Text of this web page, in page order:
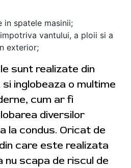
in spatele masinii;
vantului, a ploii si a
exterior;
sunt realizate din
inglobeaza o multime
cum ar fi
diversilor
la condus. Oricat de
care este realizata
nu scapa de riscul de